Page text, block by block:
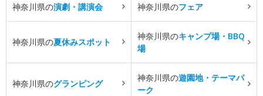
神奈川県の演劇・講演会 神奈川県のフェア
神奈川県の夏休みスポット
神奈川県のキャンプ場・BBQ
場
神奈川県のグランピング
神奈川県の遊園地・テーマパ
ーク